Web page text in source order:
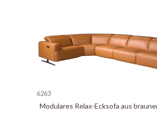
6263
Modulares Relax-Ecksofa aus